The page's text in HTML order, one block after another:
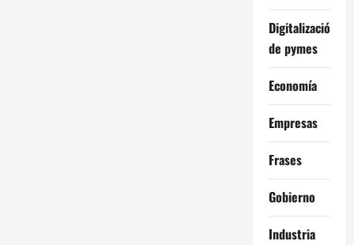
Digitalización
de pymes
Economía
Empresas
Frases
Gobierno
Industria